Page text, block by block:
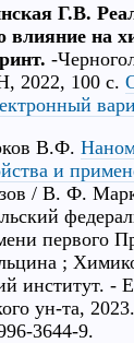
Г.В.
влияние на
-
100 с.
В.Ф.
и
/ В. Ф.
первого
;
институт. -
ун-та,
3644-9.